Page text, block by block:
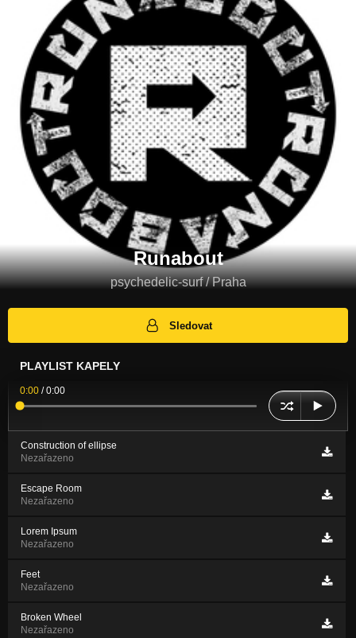
Runabout
psychedelic-surf / Praha
Sledovat
PLAYLIST KAPELY
0:00 /0:00
Construction of ellipse
Nezařazeno
Escape Room
Nezařazeno
Lorem Ipsum
Nezařazeno
Feet
Nezařazeno
Broken Wheel
Nezařazeno